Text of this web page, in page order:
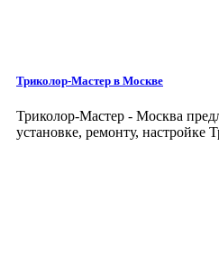
Триколор-Мастер в Москве
Триколор-Мастер - Москва
установке, ремонту, настройке